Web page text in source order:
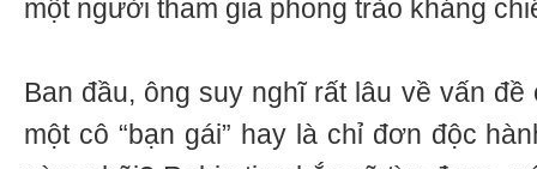
một người tham gia phong trào kháng
Ban đầu, ông suy nghĩ rất lâu về vấn
một cô “bạn gái” hay là chỉ đơn độc